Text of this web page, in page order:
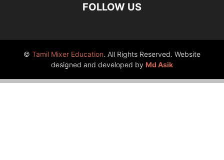
FOLLOW US
© Tamil Mixer Education. All Rights Reserved. Website
designed and developed by Md Asik